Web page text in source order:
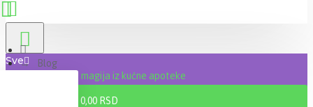
Sve
0 proizvod(a) - 0,00 RSD
Blog
Hidrogen, magija iz kućne apoteke